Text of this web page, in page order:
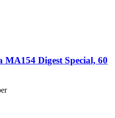
MA154 Digest Special, 60